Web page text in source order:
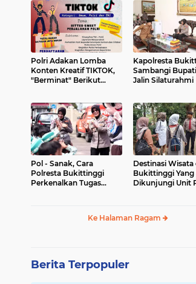
Polri Adakan Lomba
Konten Kreatif TIKTOK,
"Berminat" Berikut
Kapolresta
Sambangi
Jalin Silaturahmi
Pol - Sanak, Cara
Polresta Bukittinggi
Perkenalkan Tugas
Destinasi Wisata
Bukittinggi Yang
Dikunjungi Unit
Ke Halaman Ragam
Berita Terpopuler